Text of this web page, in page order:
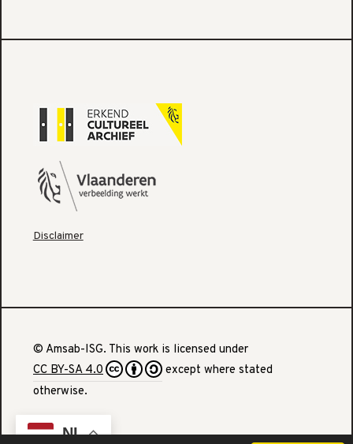
Disclaimer
© Amsab-ISG. This work is licensed under
CC BY-SA 4.0
except where stated
otherwise.
NL